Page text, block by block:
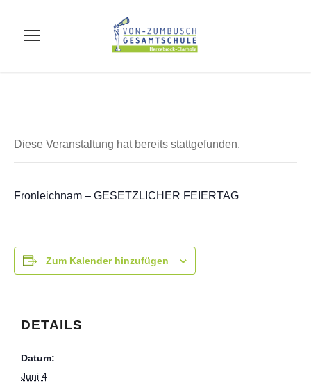
Diese Veranstaltung hat bereits stattgefunden.
Fronleichnam – GESETZLICHER FEIERTAG
Zum Kalender hinzufügen
DETAILS
Datum:
Juni 4